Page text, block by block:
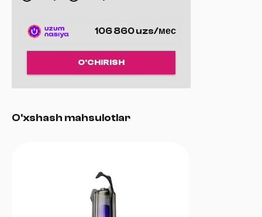
batareya zaryadi
O‘lchamlari: 278 x 100 x 143 mm106 860 uzs/мес
O'CHIRISH
O'xshash mahsulotlar